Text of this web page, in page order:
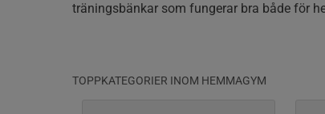
träningsbänkar som fungerar bra både för
TOPPKATEGORIER INOM HEMMAGYM